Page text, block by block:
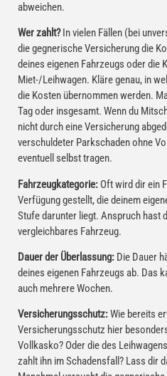
abweichen.
Wer zahlt?In vielen Fällen (bei
die gegnerische Versicherung die
deines eigenen Fahrzeugs oder die
Miet-/Leihwagen. Kläre genau, in
die Kosten übernommen werden.
Tag oder insgesamt. Wenn du
nicht durch eine Versicherung
verschuldeter Parkschaden ohne
eventuell selbst tragen.
Fahrzeugkategorie: Oft wird dir ein
Verfügung gestellt, die deinem
Stufe darunter liegt. Anspruch hast
vergleichbares Fahrzeug.
Dauer der Überlassung: Die Dauer
deines eigenen Fahrzeugs ab. Das
auch mehrere Wochen.
Versicherungsschutz:Wie bereits
Versicherungsschutz hier
Vollkasko? Oder die des
zahlt ihn im Schadensfall? Lass dir